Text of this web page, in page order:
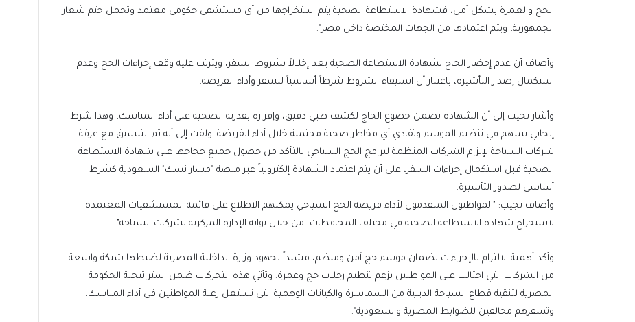
الحج والعمرة بشكل آمن، فشهادة الاستطاعة الصحية يتم استخراجها من أي مستشفى حكومي معتمد وتحمل ختم شعار
الجمهورية، ويتم اعتمادها من الجهات المختصة داخل مصر".
وأضاف أن عدم إحضار الحاج لشهادة الاستطاعة الصحية يعد إخلالاً بشروط السفر، ويترتب عليه وقف إجراءات الحج وعدم
استكمال إصدار التأشيرة، باعتبار أن استيفاء الشروط شرطاً أساسياً للسفر وأداء الفريضة.
وأشار نجيب إلى أن الشهادة تضمن خضوع الحاج لكشف طبي دقيق، وإقراره بقدرته الصحية على أداء المناسك، وهذا شرط
إيجابي يسهم في تنظيم الموسم وتفادي أي مخاطر صحية محتملة خلال أداء الفريضة. ولفت إلى أنه تم التنسيق مع غرفة
شركات السياحة لإلزام الشركات المنظمة لبرامج الحج السياحي بالتأكد من حصول جميع حجاجها على شهادة الاستطاعة
الصحية قبل استكمال إجراءات السفر، على أن يتم اعتماد الشهادة إلكترونياً عبر منصة "مسار نسك" السعودية كشرط
أساسي لصدور التأشيرة.
وأضاف نجيب: "المواطنون المتقدمون لأداء فريضة الحج السياحي يمكنهم الاطلاع على قائمة المستشفيات المعتمدة
لاستخراج شهادة الاستطاعة الصحية في مختلف المحافظات، من خلال بوابة الإدارة المركزية لشركات السياحة".
وأكد أهمية الالتزام بالإجراءات لضمان موسم حج آمن ومنظم، مشيداً بجهود وزارة الداخلية المصرية لضبطها شبكة واسعة
من الشركات التي احتالت على المواطنين بزعم تنظيم رحلات حج وعمرة. وتأتي هذه التحركات ضمن استراتيجية الحكومة
المصرية لتنقية قطاع السياحة الدينية من السماسرة والكيانات الوهمية التي تستغل رغبة المواطنين في أداء المناسك،
وتسفرهم مخالفين للضوابط المصرية والسعودية".